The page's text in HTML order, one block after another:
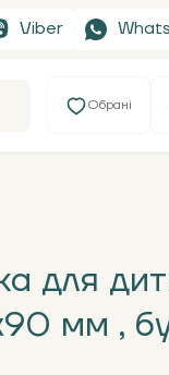
Viber
Обрані
для
мм ,